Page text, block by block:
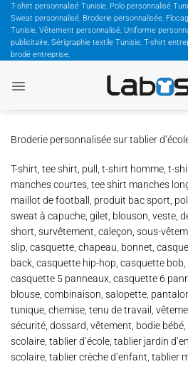
Passer
contenu
T-shirt personnalisé Tunisie, Polo personnalisé
Sweat personnalisé, Broderie personnalisée,
Tunisie, Vêtement personnalisé, Uniforme
publicitaire, Sérigraphie textile Tunisie, T-shirt
brodé entreprise,
Broderie personnalisée sur tablier
T-shirt, tee shirt, pull, t-shirt homme, t-
manches courtes, tee shirt manches
maillot de football, produit bac sport,
sweat à capuche, gilet, blouson, veste,
short, survêtement, caleçon, sous-
slip, casquette, chapeau, bonnet,
back, casquette hip-hop, casquette
casquette 5 panneaux, casquette 6
blouse, combinaison, salopette,
tunique, chemise, tenu de travail,
sécurité, dossard, vêtement, bodie
scolaire, tablier d’école, tablier jardin
scolaire, tablier crèche d’enfant, tablier